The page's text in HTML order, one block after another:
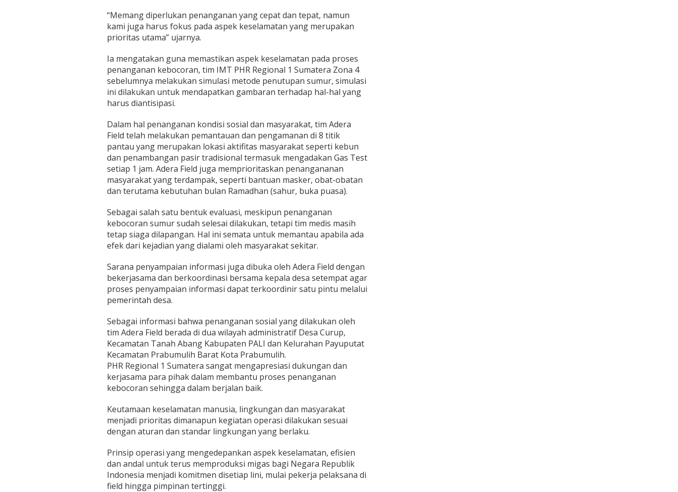
“Memang diperlukan penanganan yang cepat dan tepat, namun
kami juga harus fokus pada aspek keselamatan yang merupakan
prioritas utama” ujarnya.
Ia mengatakan guna memastikan aspek keselamatan pada proses
penanganan kebocoran, tim IMT PHR Regional 1 Sumatera Zona 4
sebelumnya melakukan simulasi metode penutupan sumur, simulasi
ini dilakukan untuk mendapatkan gambaran terhadap hal-hal yang
harus diantisipasi.
Dalam hal penanganan kondisi sosial dan masyarakat, tim Adera
Field telah melakukan pemantauan dan pengamanan di 8 titik
pantau yang merupakan lokasi aktifitas masyarakat seperti kebun
dan penambangan pasir tradisional termasuk mengadakan Gas Test
setiap 1 jam. Adera Field juga memprioritaskan penangananan
masyarakat yang terdampak, seperti bantuan masker, obat-obatan
dan terutama kebutuhan bulan Ramadhan (sahur, buka puasa).
Sebagai salah satu bentuk evaluasi, meskipun penanganan
kebocoran sumur sudah selesai dilakukan, tetapi tim medis masih
tetap siaga dilapangan. Hal ini semata untuk memantau apabila ada
efek dari kejadian yang dialami oleh masyarakat sekitar.
Sarana penyampaian informasi juga dibuka oleh Adera Field dengan
bekerjasama dan berkoordinasi bersama kepala desa setempat agar
proses penyampaian informasi dapat terkoordinir satu pintu melalui
pemerintah desa.
Sebagai informasi bahwa penanganan sosial yang dilakukan oleh
tim Adera Field berada di dua wilayah administratif Desa Curup,
Kecamatan Tanah Abang Kabupaten PALI dan Kelurahan Payuputat
Kecamatan Prabumulih Barat Kota Prabumulih.
PHR Regional 1 Sumatera sangat mengapresiasi dukungan dan
kerjasama para pihak dalam membantu proses penanganan
kebocoran sehingga dalam berjalan baik.
Keutamaan keselamatan manusia, lingkungan dan masyarakat
menjadi prioritas dimanapun kegiatan operasi dilakukan sesuai
dengan aturan dan standar lingkungan yang berlaku.
Prinsip operasi yang mengedepankan aspek keselamatan, efisien
dan andal untuk terus memproduksi migas bagi Negara Republik
Indonesia menjadi komitmen disetiap lini, mulai pekerja pelaksana di
field hingga pimpinan tertinggi.